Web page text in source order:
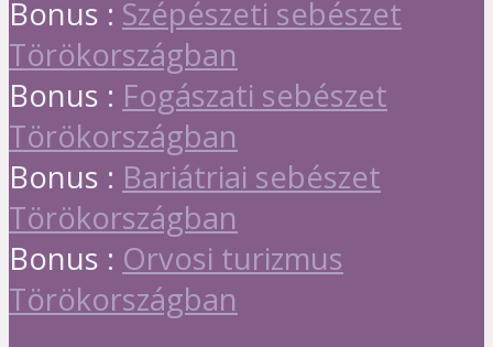
Bonus : Szépészeti sebészet
Törökországban
Bonus : Fogászati sebészet
Törökországban
Bonus : Bariátriai sebészet
Törökországban
Bonus : Orvosi turizmus
Törökországban